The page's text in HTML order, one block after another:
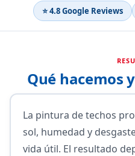
⭐ 4.8 Google Reviews
Qué hacemos
La pintura de techos
sol, humedad y
vida útil. El resultado